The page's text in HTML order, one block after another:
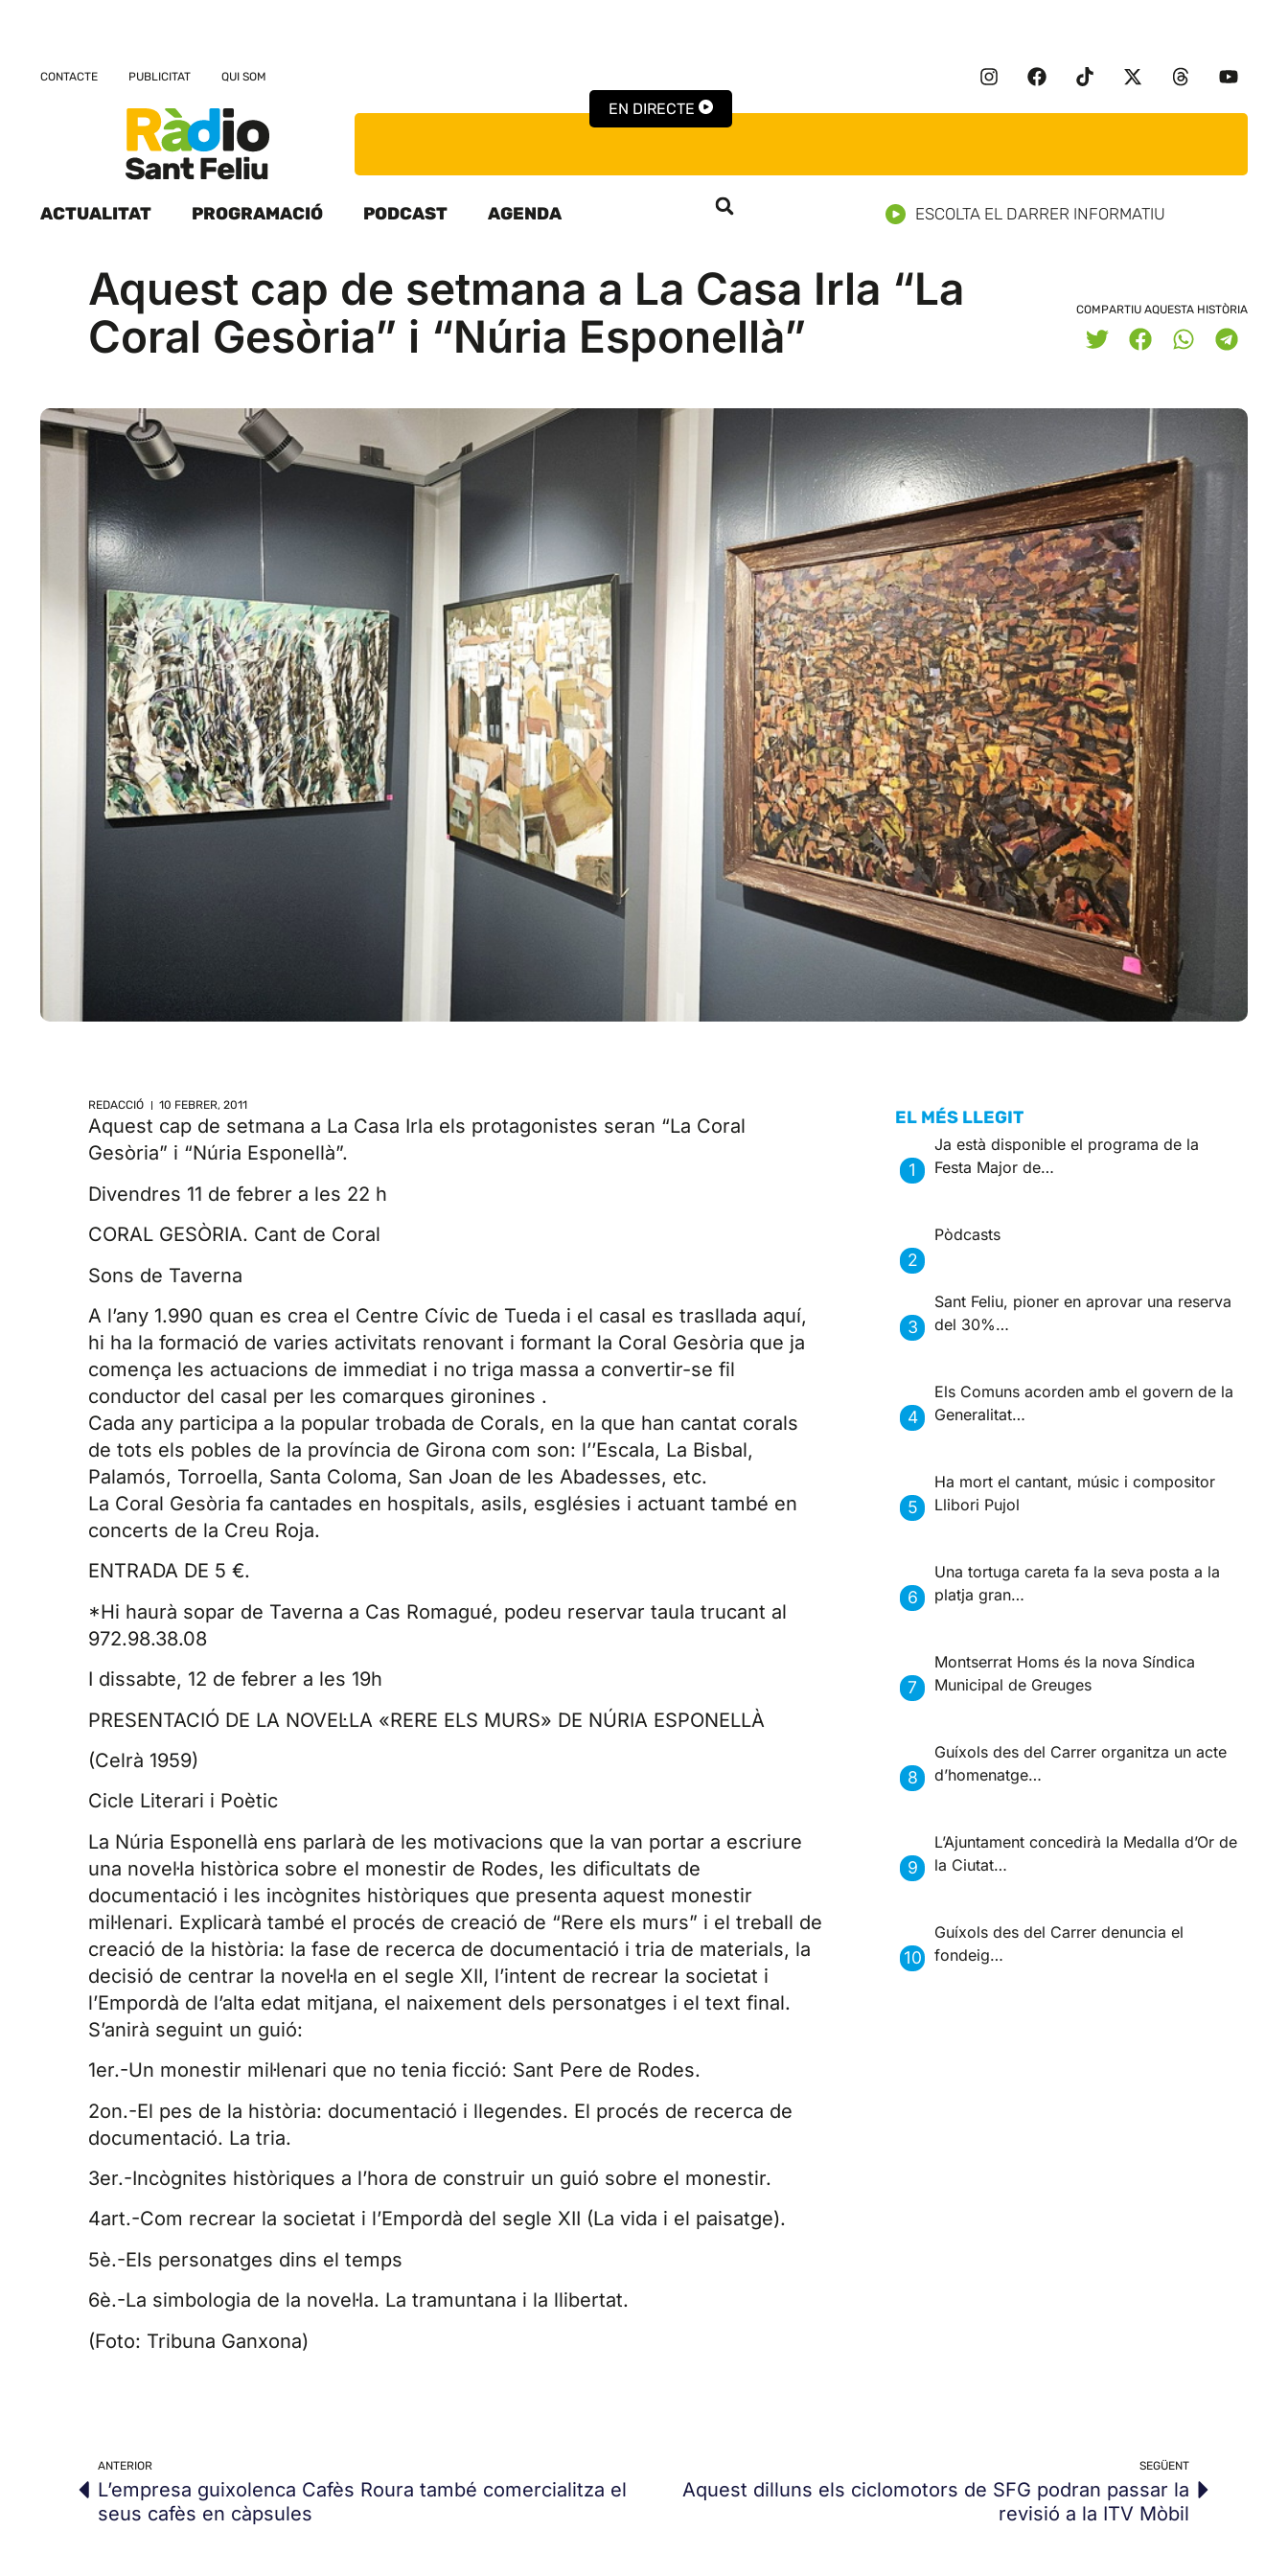
CONTACTE PUBLICITAT QUI SOM
EN DIRECTE
ACTUALITAT PROGRAMACIÓ PODCAST AGENDA ESCOLTA EL DARRER INFORMATIU
Aquest cap de setmana a La Casa Irla “La
Coral Gesòria” i “Núria Esponellà”
COMPARTIU AQUESTA HISTÒRIA
REDACCIÓ 10 FEBRER, 2011
Aquest cap de setmana a La Casa Irla els protagonistes seran “La Coral
Gesòria” i “Núria Esponellà”.
Divendres 11 de febrer a les 22 h
CORAL GESÒRIA. Cant de Coral
Sons de Taverna
A l’any 1.990 quan es crea el Centre Cívic de Tueda i el casal es trasllada aquí,
hi ha la formació de varies activitats renovant i formant la Coral Gesòria que ja
comença les actuacions de immediat i no triga massa a convertir-se fil
conductor del casal per les comarques gironines .
Cada any participa a la popular trobada de Corals, en la que han cantat corals
de tots els pobles de la província de Girona com son: l’’Escala, La Bisbal,
Palamós, Torroella, Santa Coloma, San Joan de les Abadesses, etc.
La Coral Gesòria fa cantades en hospitals, asils, esglésies i actuant també en
concerts de la Creu Roja.
ENTRADA DE 5 €.
*Hi haurà sopar de Taverna a Cas Romagué, podeu reservar taula trucant al
972.98.38.08
I dissabte, 12 de febrer a les 19h
PRESENTACIÓ DE LA NOVEL·LA «RERE ELS MURS» DE NÚRIA ESPONELLÀ
(Celrà 1959)
Cicle Literari i Poètic
La Núria Esponellà ens parlarà de les motivacions que la van portar a escriure
una novel·la històrica sobre el monestir de Rodes, les dificultats de
documentació i les incògnites històriques que presenta aquest monestir
mil·lenari. Explicarà també el procés de creació de “Rere els murs” i el treball de
creació de la història: la fase de recerca de documentació i tria de materials, la
decisió de centrar la novel·la en el segle XII, l’intent de recrear la societat i
l’Empordà de l’alta edat mitjana, el naixement dels personatges i el text final.
S’anirà seguint un guió:
1er.-Un monestir mil·lenari que no tenia ficció: Sant Pere de Rodes.
2on.-El pes de la història: documentació i llegendes. El procés de recerca de
documentació. La tria.
3er.-Incògnites històriques a l’hora de construir un guió sobre el monestir.
4art.-Com recrear la societat i l’Empordà del segle XII (La vida i el paisatge).
5è.-Els personatges dins el temps
6è.-La simbologia de la novel·la. La tramuntana i la llibertat.
(Foto: Tribuna Ganxona)
EL MÉS LLEGIT
Ja està disponible el programa de la
Festa Major de…
Pòdcasts
Sant Feliu, pioner en aprovar una reserva
del 30%…
Els Comuns acorden amb el govern de la
Generalitat…
Ha mort el cantant, músic i compositor
Llibori Pujol
Una tortuga careta fa la seva posta a la
platja gran…
Montserrat Homs és la nova Síndica
Municipal de Greuges
Guíxols des del Carrer organitza un acte
d’homenatge…
L’Ajuntament concedirà la Medalla d’Or de
la Ciutat…
Guíxols des del Carrer denuncia el
fondeig…
ANTERIOR
L’empresa guixolenca Cafès Roura també comercialitza el
seus cafès en càpsules
SEGÜENT
Aquest dilluns els ciclomotors de SFG podran passar la
revisió a la ITV Mòbil